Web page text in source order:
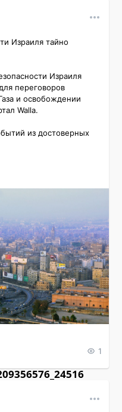
Израиля тайно
Израиля
переговоров
и освобождении
Walla.
из достоверных
1